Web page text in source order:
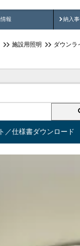
報
動画 納入
納
施設用照明 ダウンラ
／仕様書ダウンロード